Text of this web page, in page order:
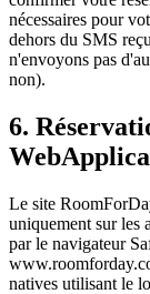
nécessaires pour
dehors du SMS
n'envoyons pas
non).
6.
Le site
uniquement sur les
par le navigateur
natives utilisant le